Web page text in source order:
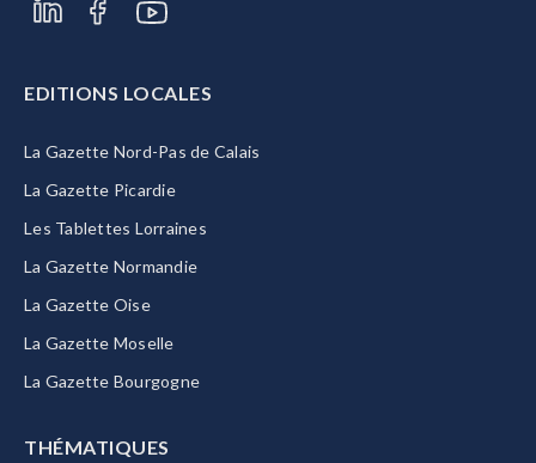
EDITIONS LOCALES
La Gazette Nord-Pas de Calais
La Gazette Picardie
Les Tablettes Lorraines
La Gazette Normandie
La Gazette Oise
La Gazette Moselle
La Gazette Bourgogne
THÉMATIQUES